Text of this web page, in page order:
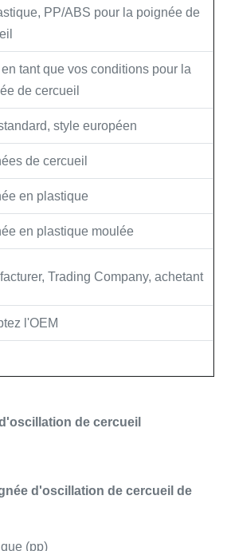
PP/ABS pour la poignée de
tant que vos conditions pour la
de cercueil
style européen
de cercueil
en plastique
en plastique moulée
Trading Company, achetant
l'OEM
de cercueil
d'oscillation de cercueil de
(pp)